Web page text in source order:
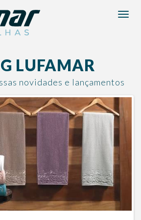
Menu
LUFAMAR
novidades e lançamentos